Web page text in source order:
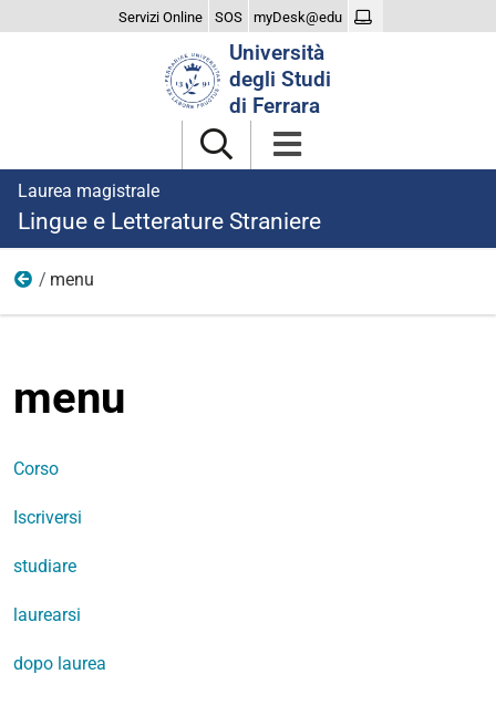
Servizi Online SOS myDesk@edu
Università
degli Studi
di Ferrara
Laurea magistrale
Lingue e Letterature Straniere
Home
menu
menu
Corso
Iscriversi
studiare
laurearsi
dopo laurea